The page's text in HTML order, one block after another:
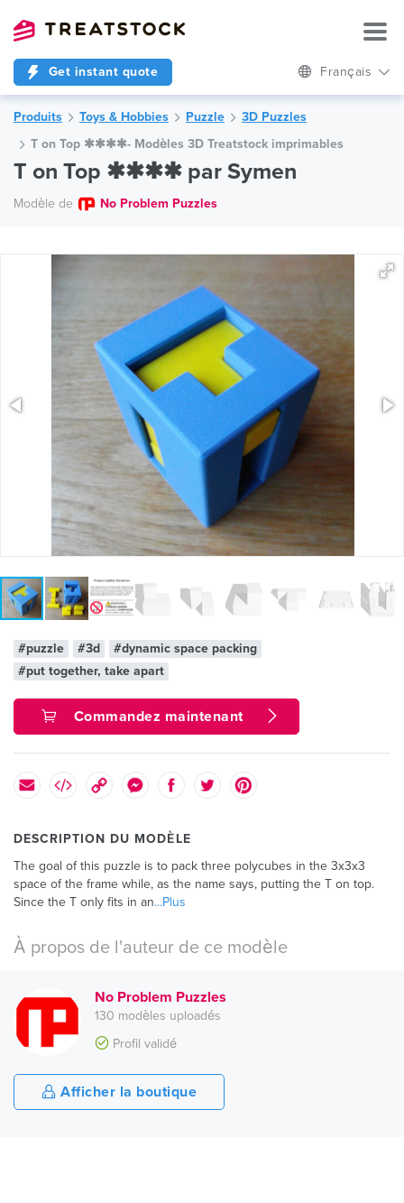
Get instant quote Français
Produits Toys & Hobbies Puzzle
3D Puzzles
T on Top ✱✱✱✱- Modèles 3D Treatstock imprimables
T on Top ✱✱✱✱ par Symen
Modèle de No Problem Puzzles
#puzzle #3d
#dynamic space packing
#put together, take apart
Commandez maintenant
DESCRIPTION DU MODÈLE
The goal of this puzzle is to pack three polycubes in the 3x3x3
space of the frame while, as the name says, putting the T on top.
Since the T only fits in an...Plus
À propos de l'auteur de ce modèle
No Problem Puzzles
130 modèles uploadés
Profil validé
Afficher la boutique